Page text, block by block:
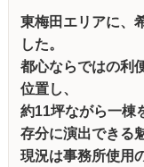
東梅田エリアに、
した。
都心ならではの利
位置し、
約11坪ながら一棟
存分に演出できる
現況は事務所使用